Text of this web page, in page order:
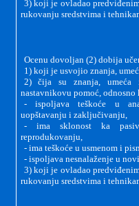
3) koji je ovladao
rukovanju sredstvima i
Ocenu dovoljan (2) dobija
1) koji je usvojio znanja,
2)
čija su znanja,
nastavnikovu pomoć,
-
ispoljava teškoće u
uopštavanju i zaključivanju,
-
ima sklonost ka
reprodukovanju,
- ima teškoće u usmenom i
- ispoljava nesnalaženje u
3) koji je ovladao
rukovanju sredstvima i